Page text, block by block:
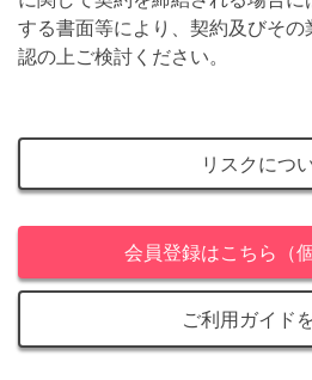
する書面等により、契約及びそ
認の上ご検討ください。
リスクにつ
会員登録はこちら（
ご利用ガイド